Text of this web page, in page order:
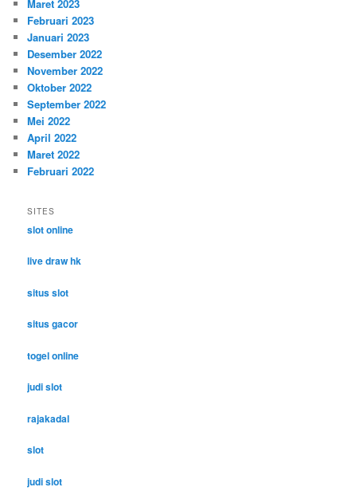
Maret 2023
Februari 2023
Januari 2023
Desember 2022
November 2022
Oktober 2022
September 2022
Mei 2022
April 2022
Maret 2022
Februari 2022
SITES
slot online
live draw hk
situs slot
situs gacor
togel online
judi slot
rajakadal
slot
judi slot